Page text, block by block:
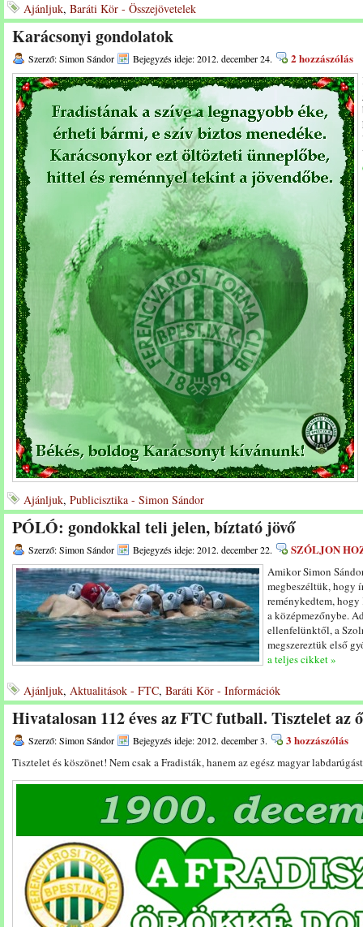
Ajánljuk, Baráti Kör - Összejövetelek
Karácsonyi gondolatok
Szerző: Simon Sándor Bejegyzés ideje: 2012. december 24. 2 hozzászólás
Ajánljuk, Publicisztika - Simon Sándor
PÓLÓ: gondokkal teli jelen, bíztató jövő
Szerző: Simon Sándor Bejegyzés ideje: 2012. december 22. SZÓLJON
Amikor Simon
megbeszéltük, hogy
reménykedtem, hogy
a középmezőnybe.
ellenfelünktől, a
megszereztük első
a teljes cikket »
Ajánljuk, Aktualitások - FTC, Baráti Kör - Információk
Hivatalosan 112 éves az FTC futball. Tisztelet az
Szerző: Simon Sándor Bejegyzés ideje: 2012. december 3. 3 hozzászólás
Tisztelet és köszönet! Nem csak a Fradisták, hanem az egész magyar